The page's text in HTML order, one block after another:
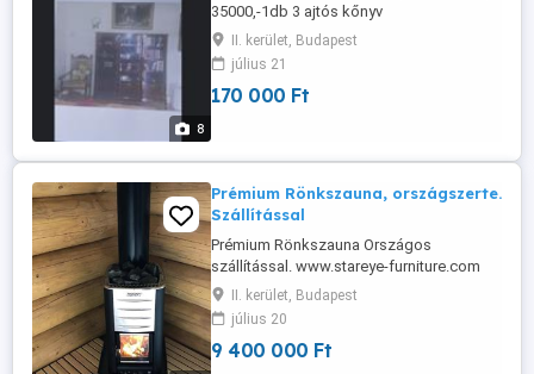
8
35000,-1db 3 ajtós kőnyv
szekrény,-35000.-1 db 2 ajtós, polcos
szekrény 25000.-1 dbkb.60x80 asztal
20000.-1 db 80x 200 cm szekrényes tükör
35000, a szekrények szétszedett
II. kerület, Budapest
július 21
170 000 Ft
Prémium Rönkszauna, országszerte.
Szállítással
Prémium Rönkszauna Országos
szállítással. www.stareye-furniture.com
Tel: Adatai : Külső mérete : 550 h * 550 sz
* 300 m cm Belső mérete : 250 h * 250 sz *
240 m cm 12 14 fő részére Falvastagság
Rönk vastagság, 30 40 cm 15
II. kerület, Budapest
július 20
9 400 000 Ft